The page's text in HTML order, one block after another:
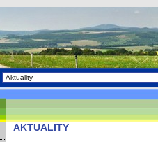
AKTUALITY